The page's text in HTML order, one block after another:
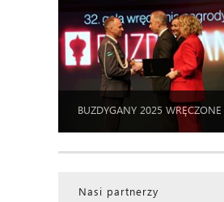
BUZDYGANY 2025 WRĘCZONE
Nasi partnerzy